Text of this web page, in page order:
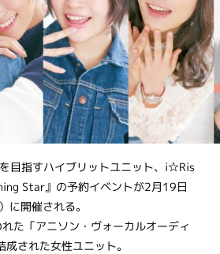
目指すハイブリットユニット、i☆Ris
Star』の予約イベントが2月19日
に開催される。
た「アニソン・ヴォーカルオーディ
された女性ユニット。